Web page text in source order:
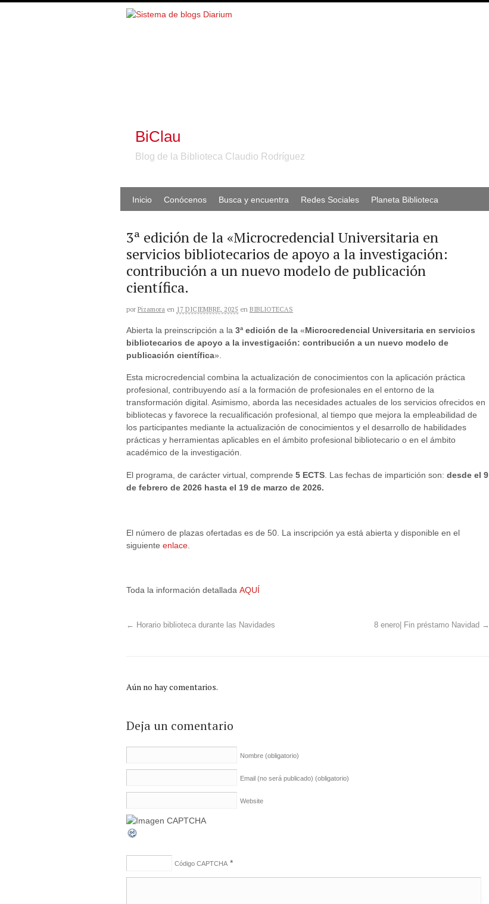
BiClau
Blog de la Biblioteca Claudio Rodríguez
Inicio Conócenos Busca y encuentra Redes Sociales Planeta Biblioteca
3ª edición de la «Microcredencial Universitaria en
servicios bibliotecarios de apoyo a la investigación:
contribución a un nuevo modelo de publicación
científica.
por Pizamora en 17 DICIEMBRE, 2025 en BIBLIOTECAS
Abierta la preinscripción a la 3ª edición de la «Microcredencial Universitaria en servicios
bibliotecarios de apoyo a la investigación: contribución a un nuevo modelo de
publicación científica».
Esta microcredencial combina la actualización de conocimientos con la aplicación práctica
profesional, contribuyendo así a la formación de profesionales en el entorno de la
transformación digital. Asimismo, aborda las necesidades actuales de los servicios ofrecidos en
bibliotecas y favorece la recualificación profesional, al tiempo que mejora la empleabilidad de
los participantes mediante la actualización de conocimientos y el desarrollo de habilidades
prácticas y herramientas aplicables en el ámbito profesional bibliotecario o en el ámbito
académico de la investigación.
El programa, de carácter virtual, comprende 5 ECTS . Las fechas de impartición son: desde el 9
de febrero de 2026 hasta el 19 de marzo de 2026.
El número de plazas ofertadas es de 50. La inscripción ya está abierta y disponible en el
siguiente enlace
Toda la información detallada AQUÍ
← Horario biblioteca durante las Navidades 8 enero| Fin préstamo Navidad →
Aún no hay comentarios.
Deja un comentario
Nombre (obligatorio)
Email (no será publicado) (obligatorio)
Website
Código CAPTCHA *